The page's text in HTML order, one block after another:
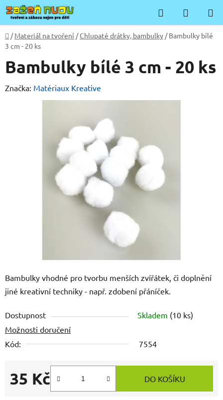
Přejít
na
obsah
Hledat
KOŠÍK
Domů
/ Materiál na tvoření /Chlupaté drátky, bambulky / Bambulky bílé
3 cm - 20 ks
Bambulky vhodné pro tvorbu menších zvířátek, či doplnění
jiné kreativní techniky - např. zdobení přáníček.
Dostupnost Skladem (10 ks)
Možnosti doručení
Kód:
7554
35 Kč
Měrná cena:
DO KOŠÍKU
Bambulky bílé 3 cm - 20 ks
Značka: Matériaux Kreative